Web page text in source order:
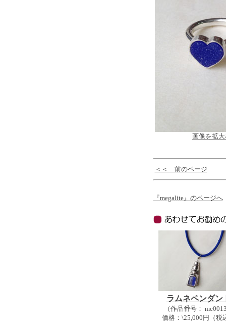
画像を拡
＜＜ 前のページ
『megalite』のページへ
ラムネペンダン
（作品番号：
価格：\25,000円（税